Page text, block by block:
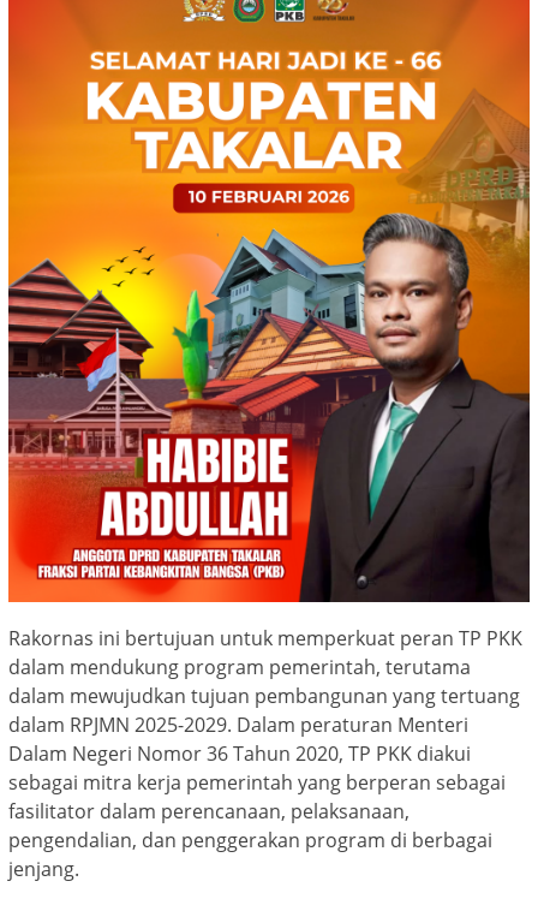
Rakornas ini bertujuan untuk memperkuat peran TP PKK
dalam mendukung program pemerintah, terutama
dalam mewujudkan tujuan pembangunan yang tertuang
dalam RPJMN 2025-2029. Dalam peraturan Menteri
Dalam Negeri Nomor 36 Tahun 2020, TP PKK diakui
sebagai mitra kerja pemerintah yang berperan sebagai
fasilitator dalam perencanaan, pelaksanaan,
pengendalian, dan penggerakan program di berbagai
jenjang.